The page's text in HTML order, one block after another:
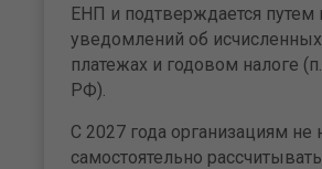
ЕНП и подтверждается путем
уведомлений об
платежах и годовом налоге
РФ).
С 2027 года организациям не
самостоятельно рассчитывать